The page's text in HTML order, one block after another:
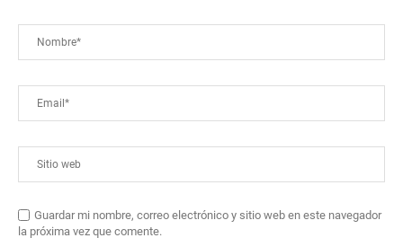
Guardar mi nombre, correo electrónico y sitio web en este navegador
la próxima vez que comente.